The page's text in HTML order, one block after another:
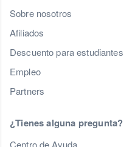
Sobre nosotros
Afiliados
Descuento para estudiantes
Empleo
Partners
¿Tienes alguna pregunta?
Centro de Ayuda